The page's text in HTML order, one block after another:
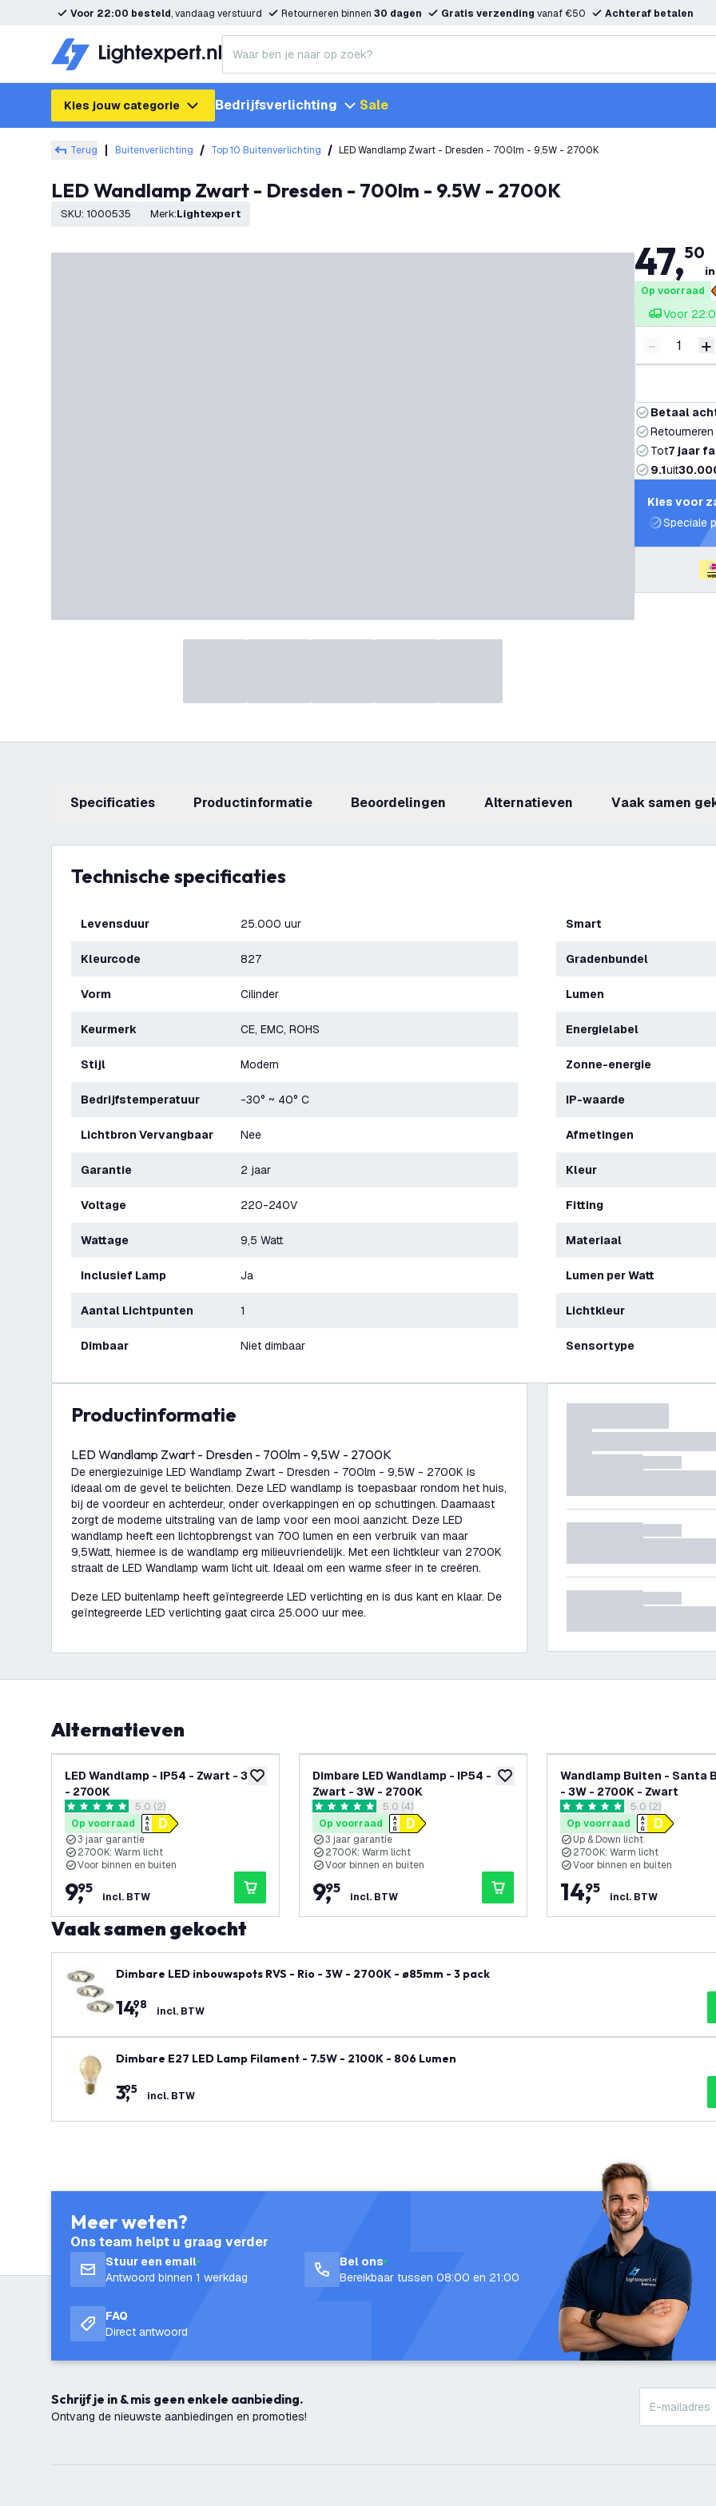
Voor 22:00 besteld, vandaag verstuurd Retourneren binnen 30 dagen Gratis verzending vanaf €50 Achteraf betalen
Kies jouw categorie Bedrijfsverlichting Sale
Terug Buitenverlichting Top 10 Buitenverlichting LED Wandlamp Zwart - Dresden - 700lm - 9.5W - 2700K
LED Wandlamp Zwart - Dresden - 700lm - 9.5W - 2700K
SKU: 1000535 Merk: Lightexpert
47,50
Op voorraad
Voor
Verminder
- +
Betaal
Tot7 jaar
9.1uit
Kies voor
Speciale
Specificaties productinformatie beoordelingen Alternatieven Vaak samen
Technische specificaties
Levensduur 25.000 uur
Kleurcode 827
Vorm Cilinder
Keurmerk CE, EMC, ROHS
Stijl Modern
Bedrijfstemperatuur -30° ~ 40° C
Lichtbron Vervangbaar Nee
Garantie 2 jaar
Voltage 220-240V
Wattage 9,5 Watt
Inclusief Lamp Ja
Aantal Lichtpunten 1
Dimbaar Niet dimbaar
Smart
Gradenbundel
Lumen
Energielabel
Zonne-energie
IP-waarde
Afmetingen
Kleur
Fitting
Materiaal
Lumen per Watt
Lichtkleur
Sensortype
productinformatie
LED Wandlamp Zwart - Dresden - 700lm - 9,5W - 2700K
De energiezuinige LED Wandlamp Zwart - Dresden - 700lm - 9,5W - 2700K is
ideaal om de gevel te belichten. Deze LED wandlamp is toepasbaar rondom het huis,
bij de voordeur en achterdeur, onder overkappingen en op schuttingen. Daarnaast
zorgt de moderne uitstraling van de lamp voor een mooi aanzicht. Deze LED
wandlamp heeft een lichtopbrengst van 700 lumen en een verbruik van maar
9,5Watt, hiermee is de wandlamp erg milieuvriendelijk. Met een lichtkleur van 2700K
straalt de LED Wandlamp warm licht uit. Ideaal om een warme sfeer in te creëren.
Deze LED buitenlamp heeft geïntegreerde LED verlichting en is dus kant en klaar. De
geïntegreerde LED verlichting gaat circa 25.000 uur mee.
Alternatieven
toevoegen aan verlanglijst
LED Wandlamp - IP54 - Zwart - 3W
- 2700K
reviews drawer openen
5 score sterren5.0 (2)
Op voorraad
3 jaar garantie
2700K: Warm licht
Voor binnen en buiten
9,
95
incl. BTW
toevoegen aan verlanglijst
Dimbare LED Wandlamp - IP54 -
Zwart - 3W - 2700K
reviews drawer openen
5 score sterren5.0 (4)
Op voorraad
3 jaar garantie
2700K: Warm licht
Voor binnen en buiten
9,
95
incl. BTW
Wandlamp Buiten - Santa
- 3W - 2700K - Zwart
reviews drawer
5 score sterren5.0 (2)
Op voorraad
Up & Down licht
2700K: Warm licht
Voor binnen en buiten
14,
95
incl. BTW
Vaak samen gekocht
Dimbare LED inbouwspots RVS - Rio - 3W - 2700K - ø85mm - 3 pack
14,
98 incl. BTW
Dimbare E27 LED Lamp Filament - 7.5W - 2100K - 806 Lumen
3,
95 incl. BTW
Meer weten?
Ons team helpt u graag verder
Stuur een email
Antwoord binnen 1 werkdag
Bel ons
Bereikbaar tussen 08:00 en 21:00
FAQ
Direct antwoord
Schrijf je in & mis geen enkele aanbieding.
Ontvang de nieuwste aanbiedingen en promoties!